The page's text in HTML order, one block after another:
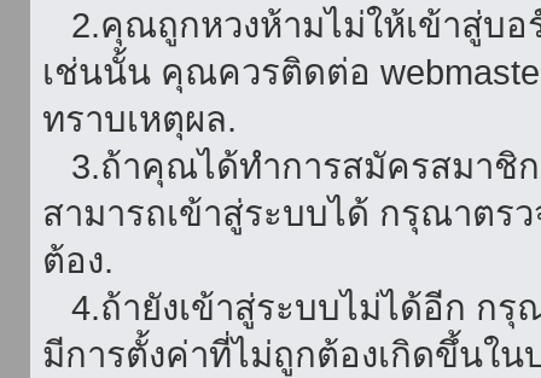
2.คุณถูกหวงห้ามไม่ให้เข้าสู่บอ
เช่นนั้น คุณควรติดต่อ
ทราบเหตุผล.
3.ถ้าคุณได้ทำการสมัครสมาชิ
สามารถเข้าสู่ระบบได้ กรุณาตร
ต้อง.
4.ถ้ายังเข้าสู่ระบบไม่ได้อีก กรุ
มีการตั้งค่าที่ไม่ถูกต้องเกิดขึ้นใน